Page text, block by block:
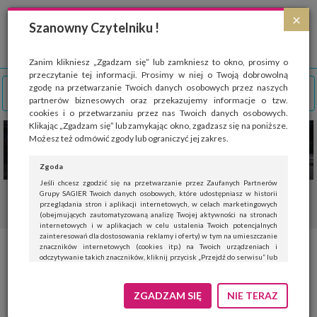
×
Szanowny Czytelniku !
Zanim klikniesz „Zgadzam się” lub zamkniesz to okno, prosimy o
przeczytanie tej informacji. Prosimy w niej o Twoją dobrowolną
zgodę na przetwarzanie Twoich danych osobowych przez naszych
partnerów biznesowych oraz przekazujemy informacje o tzw.
cookies i o przetwarzaniu przez nas Twoich danych osobowych.
Klikając „Zgadzam się” lub zamykając okno, zgadzasz się na poniższe.
Możesz też odmówić zgody lub ograniczyć jej zakres.
Zgoda
Jeśli chcesz zgodzić się na przetwarzanie przez Zaufanych Partnerów
Grupy SAGIER Twoich danych osobowych, które udostępniasz w historii
przeglądania stron i aplikacji internetowych, w celach marketingowych
(obejmujących zautomatyzowaną analizę Twojej aktywności na stronach
internetowych i w aplikacjach w celu ustalenia Twoich potencjalnych
zainteresowań dla dostosowania reklamy i oferty) w tym na umieszczanie
znaczników internetowych (cookies itp.) na Twoich urządzeniach i
odczytywanie takich znaczników, kliknij przycisk „Przejdź do serwisu” lub
Jeśli nie chcesz wyrazić zgody, kliknij „Nie teraz”.
Wyrażenie zgody jest dobrowolne. Możesz edytować zakres zgody, w tym
ZGADZAM SIĘ NIE TERAZ
Strona wykorzystuje pliki cookies, które służą głównie do celów statystycznych.
Wyrażając zgodę na używanie 'cookies', zezwalasz na zapisanie ich w pamięci
przeglądarki. Przejdź do
polityki cookies